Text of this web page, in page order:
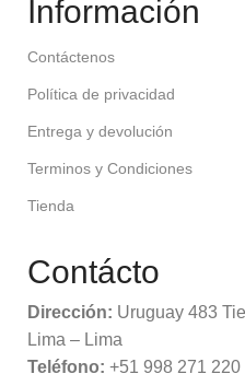
Información
Contáctenos
Política de privacidad
Entrega y devolución
Terminos y Condiciones
Tienda
Contácto
Dirección: Uruguay 483
Lima – Lima
Teléfono: +51 998 271 220